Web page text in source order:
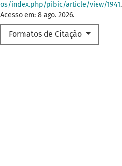
os/index.php/pibic/article/view/1941.
Acesso em: 8 ago. 2026.
Formatos de Citação